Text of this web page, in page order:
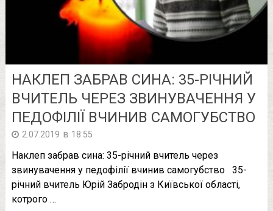
НАКЛЕП ЗАБРАВ СИНА: 35-РІЧНИЙ
ВЧИТЕЛЬ ЧЕРЕЗ ЗВИНУВАЧЕННЯ У
ПЕДОФІЛІЇ ВЧИНИВ САМОГУБСТВО
2.07.2019 в 18:55
Наклеп забрав сина: 35-річний вчитель через
звинувачення у педофілії вчинив самогубство 35-
річний вчитель Юрій Забродін з Київської області,
котрого …